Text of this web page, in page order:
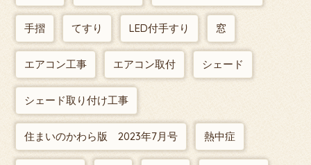
手摺 てすり LED付手すり 窓
エアコン工事 エアコン取付 シェード
シェード取り付け工事
住まいのかわら版 2023年7月号 熱中症